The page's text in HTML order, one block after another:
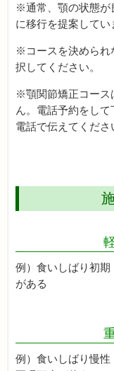
※通常、顎の状態が
に移行を提案してい
※コースを決められ
択してください。
※顎関節矯正コース
ん。電話予約をし
電話で伝えてくださ
例）食いしばり初
がある
例）食いしばり慢